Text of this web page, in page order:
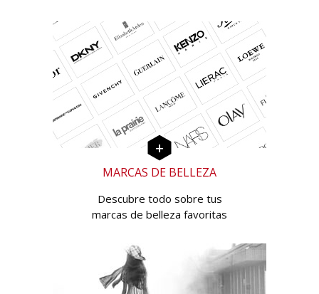
MARCAS DE BELLEZA
Descubre todo sobre tus
marcas de belleza favoritas